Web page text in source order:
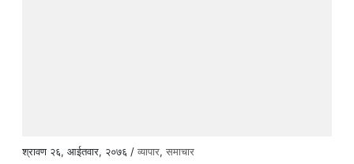
श्रावण २६, आईतवार, २०७६ /व्यापार,समाचार